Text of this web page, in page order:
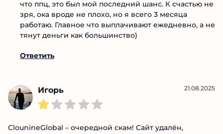
яме был, что ппц, это был мой последний шанс. К
счастью не зря, ока вроде не плохо, но я всего 3
месяца работаю. Главное что выплачивают
ежедневно, а не тянут деньги как большинство)
Ответить
Игорь 21.08.2025
ClounineGlobal – очередной скам! Сайт удалён,